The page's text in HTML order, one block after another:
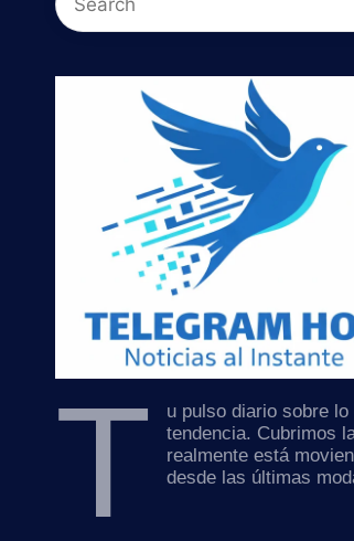
T
u pulso diario sobre lo
tendencia. Cubrimos
realmente está
desde las últimas